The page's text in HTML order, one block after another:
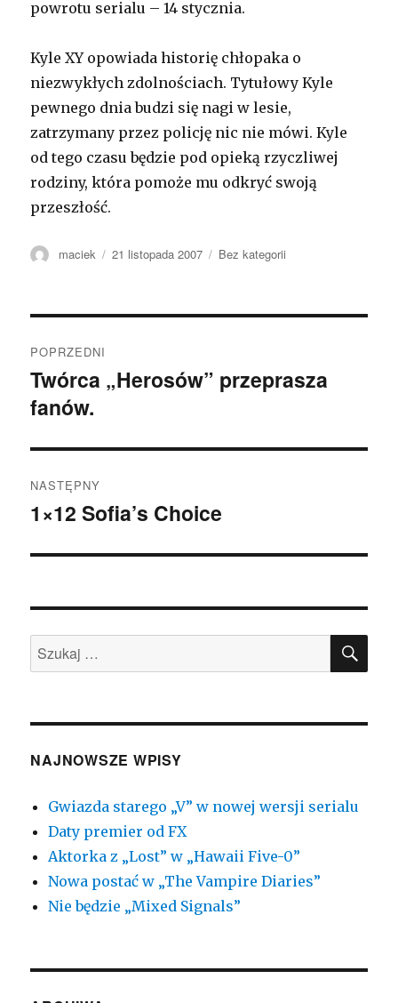
powrotu serialu – 14 stycznia.
Kyle XY opowiada historię chłopaka o
niezwykłych zdolnościach. Tytułowy Kyle
pewnego dnia budzi się nagi w lesie,
zatrzymany przez policję nic nie mówi. Kyle
od tego czasu będzie pod opieką rzyczliwej
rodziny, która pomoże mu odkryć swoją
przeszłość.
Autor
maciek Opublikowano
21 listopada 2007 Kategorie
Bez kategorii
wpisy
POPRZEDNI
Poprzedni
wpis:
Twórca „Herosów” przeprasza
fanów.
NASTĘPNY
Następny
1×12 Sofia’s Choice
Szukaj:
NAJNOWSZE WPISY
Gwiazda starego „V” w nowej wersji serialu
Daty premier od FX
Aktorka z „Lost” w „Hawaii Five-0”
Nowa postać w „The Vampire Diaries”
Nie będzie „Mixed Signals”